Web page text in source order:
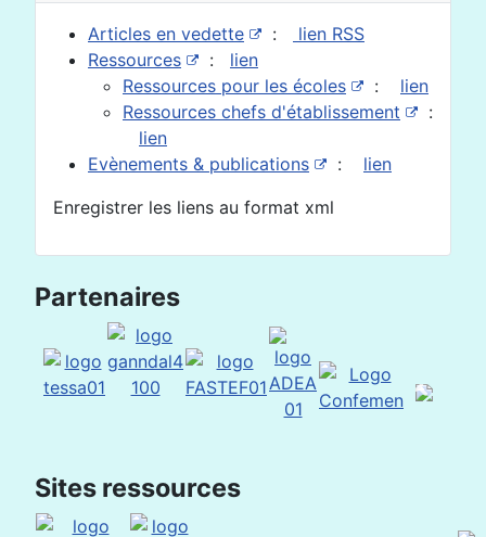
Articles en vedette :
lien RSS
Ressources
: lien
Ressources pour les écoles
: lien
Ressources chefs d'établissement
:
lien
Evènements & publications
: lien
Enregistrer les liens au format xml
Partenaires
Sites ressources